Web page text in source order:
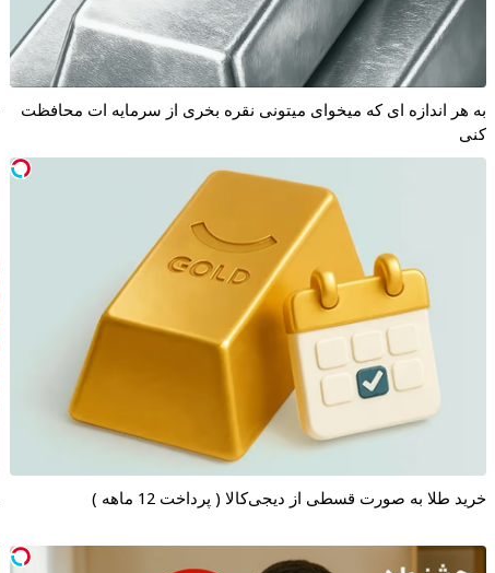
به هر اندازه ای که میخوای میتونی نقره بخری از سرمایه ات محافظت
کنی
خرید طلا به صورت قسطی از دیجی‌کالا ( پرداخت 12 ماهه )